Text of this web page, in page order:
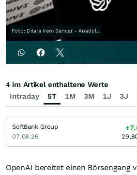
Foto: Dilara Irem Sancar - Anadolu
OpenAI bereitet einen Börsengang
Intraday 5T 1M 3M 1J 3J
4 im Artikel enthaltene Werte
SoftBank Group
07.08.26